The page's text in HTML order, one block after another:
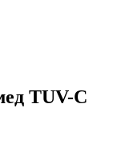
TUV-C